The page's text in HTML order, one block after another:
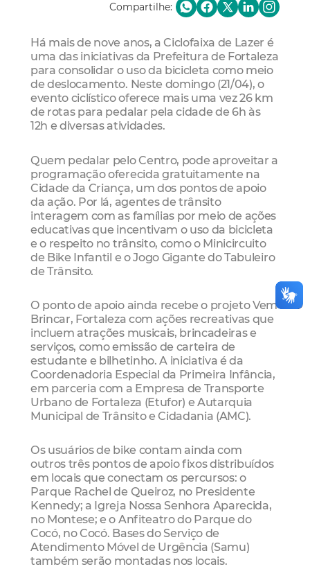
Compartilhe:
Há mais de nove anos, a Ciclofaixa de Lazer é
uma das iniciativas da Prefeitura de Fortaleza
para consolidar o uso da bicicleta como meio
de deslocamento. Neste domingo (21/04), o
evento ciclístico oferece mais uma vez 26 km
de rotas para pedalar pela cidade de 6h às
12h e diversas atividades.
Quem pedalar pelo Centro, pode aproveitar a
programação oferecida gratuitamente na
Cidade da Criança, um dos pontos de apoio
da ação. Por lá, agentes de trânsito
interagem com as famílias por meio de ações
educativas que incentivam o uso da bicicleta
e o respeito no trânsito, como o Minicircuito
de Bike Infantil e o Jogo Gigante do Tabuleiro
de Trânsito.
O ponto de apoio ainda recebe o projeto Vem
Brincar, Fortaleza com ações recreativas que
incluem atrações musicais, brincadeiras e
serviços, como emissão de carteira de
estudante e bilhetinho. A iniciativa é da
Coordenadoria Especial da Primeira Infância,
em parceria com a Empresa de Transporte
Urbano de Fortaleza (Etufor) e Autarquia
Municipal de Trânsito e Cidadania (AMC).
Os usuários de bike contam ainda com
outros três pontos de apoio fixos distribuídos
em locais que conectam os percursos: o
Parque Rachel de Queiroz, no Presidente
Kennedy; a Igreja Nossa Senhora Aparecida,
no Montese; e o Anfiteatro do Parque do
Cocó, no Cocó. Bases do Serviço de
Atendimento Móvel de Urgência (Samu)
também serão montadas nos locais.